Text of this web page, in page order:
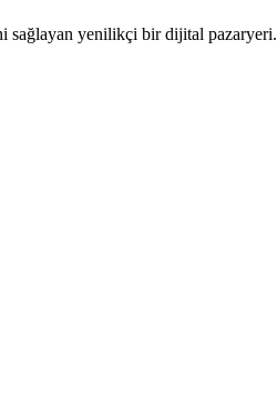
sağlayan yenilikçi bir dijital pazaryeri.